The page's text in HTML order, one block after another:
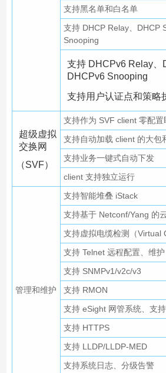
支持黑名单和白名单
支持 DHCP Relay、DHCP
Snooping
支持 DHCPv6 Relay、
DHCPv6 Snooping
支持用户认证点和策略
超级虚拟
交换网
（SVF）
支持作为 SVF client 零配置
支持自动加载 client 的大包
支持业务一键式自动下发
client 支持独立运行
管理和维护
支持智能堆叠 iStack
支持基于 Netconf/Yang 的
支持虚拟电缆检测（Virtual
支持 Telnet 远程配置、维护
支持 SNMPv1/v2c/v3
支持 RMON
支持 eSight 网管系统、支
支持 HTTPS
支持 LLDP/LLDP-MED
支持系统日志、分级告警